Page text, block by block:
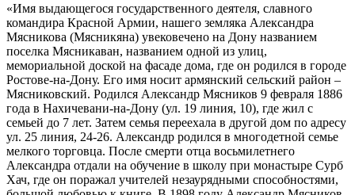
«Имя выдающегося государственного деятеля, славного
командира Красной Армии, нашего земляка Александра
Мясникова (Мясникяна) увековечено на Дону названием
поселка Мясникаван, названием одной из улиц,
мемориальной доской на фасаде дома, где он родился в городе
Ростове-на-Дону. Его имя носит армянский сельский район –
Мясниковский. Родился Александр Мясников 9 февраля 1886
года в Нахичевани-на-Дону (ул. 19 линия, 10), где жил с
семьей до 7 лет. Затем семья переехала в другой дом по адресу
ул. 25 линия, 24-26. Александр родился в многодетной семье
мелкого торговца. После смерти отца восьмилетнего
Александра отдали на обучение в школу при монастыре Сурб
Хач, где он поражал учителей незаурядными способностями,